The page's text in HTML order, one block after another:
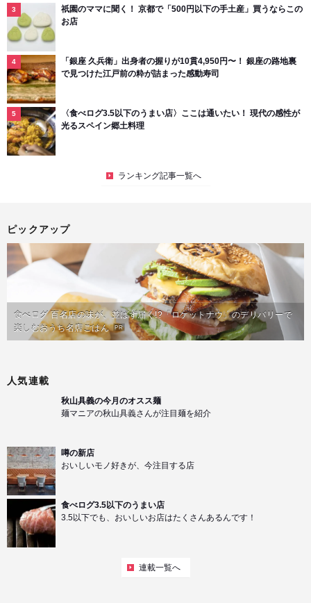
祇園のママに聞く！ 京都で「500円以下の手土産」買うならこの
お店
「銀座 久兵衛」出身者の握りが10貫4,950円〜！ 銀座の路地裏
で見つけた江戸前の粋が詰まった感動寿司
〈食べログ3.5以下のうまい店〉ここは通いたい！ 現代の感性が
光るスペイン郷土料理
ランキング記事一覧へ
ピックアップ
食べログ 百名店の味が、並ばず届く!?「ロケットナウ」のデリバリーで
楽しむおうち名店ごはん PR
人気連載
秋山具義の今月のオスス麺
麺マニアの秋山具義さんが注目麺を紹介
噂の新店
おいしいモノ好きが、今注目する店
食べログ3.5以下のうまい店
3.5以下でも、おいしいお店はたくさんあるんです！
連載一覧へ